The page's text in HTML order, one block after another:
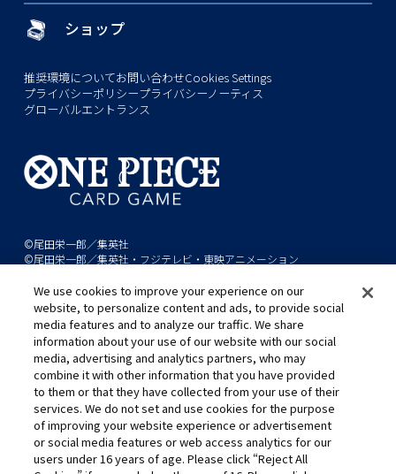
ショップ
推奨環境についてお問い合わせCookies Settings
プライバシーポリシープライバシーノーティス
グローバルエントランス
©尾田栄一郎／集英社
©尾田栄一郎／集英社・フジテレビ・東映アニメーション
このwebサイトに記載されているすべての画像・テキスト・データの無
断転用、転載をお断りします。
開発中につき、本サイトで使用している画像と実際の商品とは異なる場
合があります。
※AppleとAppleのロゴは、米国およびその他の国で登録されたApple
Inc.の商標です。
※Google Play および Google Play ロゴは、Google LLC の商標です。
We use cookies to improve your experience on our
website, to personalize content and ads, to provide social
media features and to analyze our traffic. We share
information about your use of our website with our social
media, advertising and analytics partners, who may
combine it with other information that you have provided
to them or that they have collected from your use of their
services. We do not set and use cookies for the purpose
of improving your website experience or advertisement
or social media features or web access analytics for our
users under 16 years of age. Please click “Reject All